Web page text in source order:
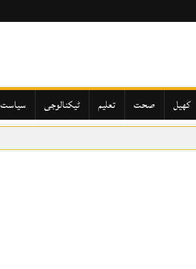
کھیل صحت تعلیم ٹیکنالوجی سیاست